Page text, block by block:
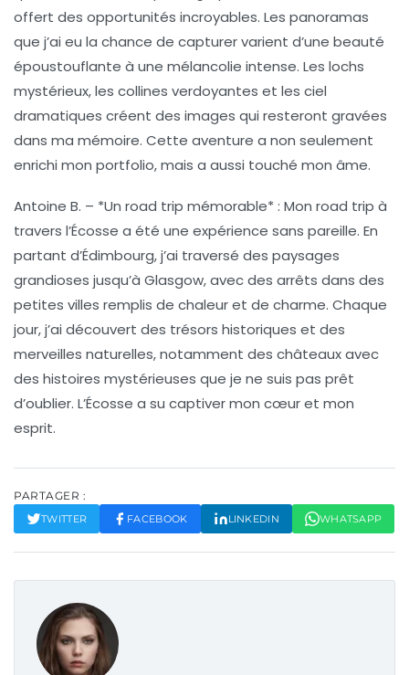
offert des opportunités incroyables. Les panoramas
que j’ai eu la chance de capturer varient d’une beauté
époustouflante à une mélancolie intense. Les lochs
mystérieux, les collines verdoyantes et les ciel
dramatiques créent des images qui resteront gravées
dans ma mémoire. Cette aventure a non seulement
enrichi mon portfolio, mais a aussi touché mon âme.
Antoine B. – *Un road trip mémorable* : Mon road trip à
travers l’Écosse a été une expérience sans pareille. En
partant d’Édimbourg, j’ai traversé des paysages
grandioses jusqu’à Glasgow, avec des arrêts dans des
petites villes remplis de chaleur et de charme. Chaque
jour, j’ai découvert des trésors historiques et des
merveilles naturelles, notamment des châteaux avec
des histoires mystérieuses que je ne suis pas prêt
d’oublier. L’Écosse a su captiver mon cœur et mon
esprit.
PARTAGER :
TWITTER FACEBOOK LINKEDIN WHATSAPP